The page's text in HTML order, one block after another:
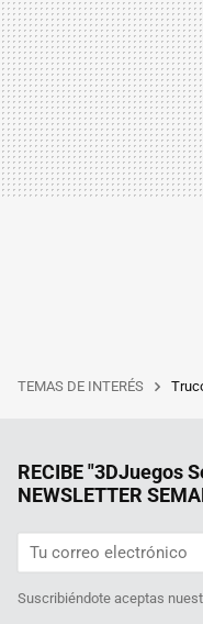
TEMAS DE INTERÉS
RECIBE "3DJuegos
NEWSLETTER
Suscribiéndote aceptas